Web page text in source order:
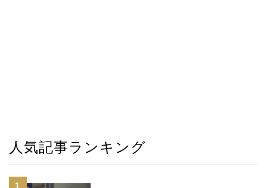
人気記事ランキング